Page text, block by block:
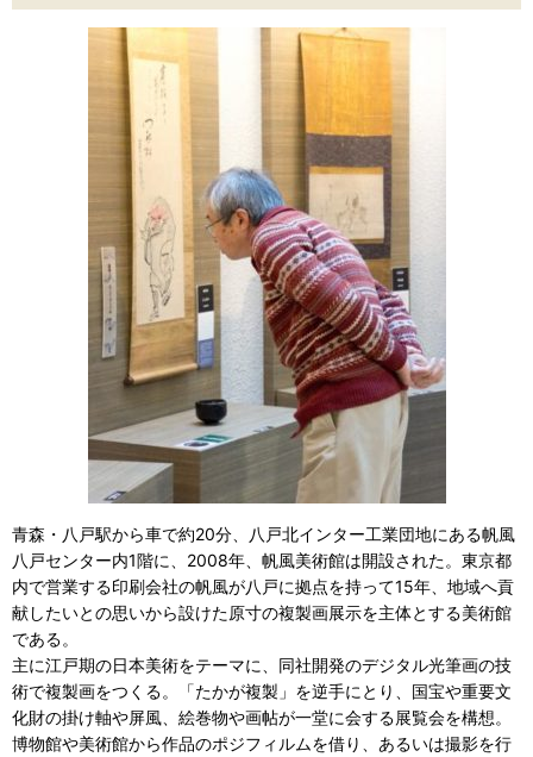
青森・八戸駅から車で約20分、八戸北インター工業団地にある帆風
八戸センター内1階に、2008年、帆風美術館は開設された。東京都
内で営業する印刷会社の帆風が八戸に拠点を持って15年、地域へ貢
献したいとの思いから設けた原寸の複製画展示を主体とする美術館
である。
主に江戸期の日本美術をテーマに、同社開発のデジタル光筆画の技
術で複製画をつくる。「たかが複製」を逆手にとり、国宝や重要文
化財の掛け軸や屏風、絵巻物や画帖が一堂に会する展覧会を構想。
博物館や美術館から作品のポジフィルムを借り、あるいは撮影を行